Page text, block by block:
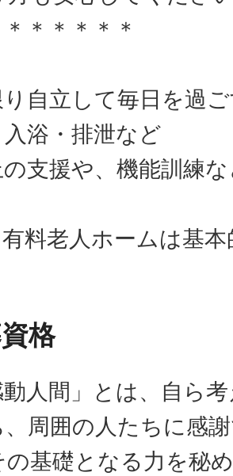
＊＊＊＊＊
自立して毎日を過
浴・排泄など
の支援や、機能訓練
料老人ホームは基
格
動人間」とは、自ら
周囲の人たちに感
の基礎となる力を秘